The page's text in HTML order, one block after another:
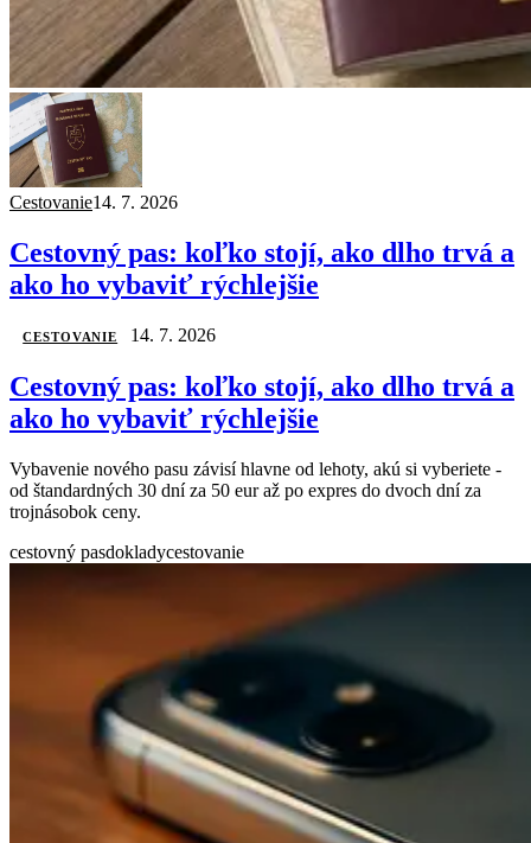
Cestovanie14. 7. 2026
Cestovný pas: koľko stojí, ako dlho trvá a
ako ho vybaviť rýchlejšie
CESTOVANIE 14. 7. 2026
Cestovný pas: koľko stojí, ako dlho trvá a
ako ho vybaviť rýchlejšie
Vybavenie nového pasu závisí hlavne od lehoty, akú si vyberiete -
od štandardných 30 dní za 50 eur až po expres do dvoch dní za
trojnásobok ceny.
cestovný pasdokladycestovanie